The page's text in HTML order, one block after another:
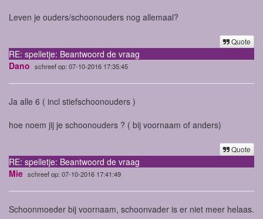
Leven je ouders/schoonouders nog allemaal?
Quote
RE: spelletje: Beantwoord de vraag
Dano schreef op: 07-10-2016 17:35:45
Ja alle 6 ( incl stiefschoonouders )
hoe noem jij je schoonouders ? ( bij voornaam of anders)
Quote
RE: spelletje: Beantwoord de vraag
Mie schreef op: 07-10-2016 17:41:49
Schoonmoeder bij voornaam, schoonvader is er niet meer helaas.